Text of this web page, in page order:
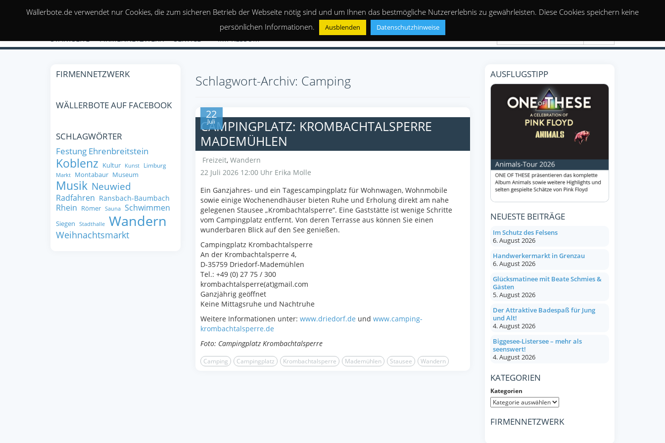
STARTSEITE FIRMENNETZWERK SERVICE IMPRESSUM
Schlagwort-Archiv: Camping
22
Juli
CAMPINGPLATZ: KROMBACHTALSPERRE
MADEMÜHLEN
Freizeit, Wandern
22 Juli 2026 12:00 Uhr Erika Molle
Ein Ganzjahres- und ein Tagescampingplatz für Wohnwagen, Wohnmobile
sowie einige Wochenendhäuser bieten Ruhe und Erholung direkt am nahe
gelegenen Stausee „Krombachtalsperre“. Eine Gaststätte ist wenige Schritte
vom Campingplatz entfernt. Von deren Terrasse aus können Sie einen
wunderbaren Blick auf den See genießen.
Campingplatz Krombachtalsperre
An der Krombachtalsperre 4,
D-35759 Driedorf-Mademühlen
Tel.: +49 (0) 27 75 / 300
krombachtalsperre(at)gmail.com
Ganzjährig geöffnet
Keine Mittagsruhe und Nachtruhe
Weitere Informationen unter: www.driedorf.de und www.camping-
krombachtalsperre.de
Foto: Campingplatz Krombachtalsperre
Camping Campingplatz Krombachtalsperre Mademühlen Stausee Wandern
FIRMENNETZWERK
WÄLLERBOTE AUF FACEBOOK
SCHLAGWÖRTER
Festung Ehrenbreitstein
Koblenz Kultur Kunst Limburg
Markt Montabaur Museum
Musik Neuwied
Radfahren Ransbach-Baumbach
Rhein Römer Sauna Schwimmen
Siegen Stadthalle Wandern
Weihnachtsmarkt
AUSFLUGSTIPP
NEUESTE BEITRÄGE
Im Schutz des Felsens
6. August 2026
Handwerkermarkt in Grenzau
6. August 2026
Glücksmatinee mit Beate Schmies &
Gästen
5. August 2026
Der Attraktive Badespaß für Jung
und Alt!
4. August 2026
Biggesee-Listersee – mehr als
seenswert!
4. August 2026
KATEGORIEN
Kategorien
FIRMENNETZWERK
Wällerbote.de verwendet nur Cookies, die zum sicheren Betrieb der Webseite nötig sind und um Ihnen das bestmögliche Nutzererlebnis zu gewährleisten. Diese Cookies speichern keine
persönlichen Informationen.
Ausblenden Datenschutzhinweise